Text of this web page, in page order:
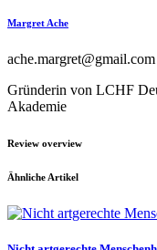
Margret Ache
ache.margret@gmail.com
Gründerin von LCHF
Akademie
Review overview
Ähnliche Artikel